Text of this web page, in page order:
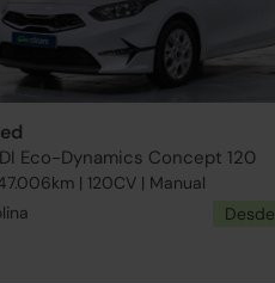
Eco-Dynamics Concept 120
| 120CV | Manual
Desde